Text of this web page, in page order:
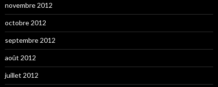
novembre 2012
octobre 2012
septembre 2012
août 2012
juillet 2012